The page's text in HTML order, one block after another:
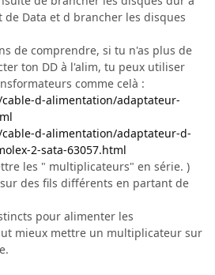
Data et d brancher les disques
de comprendre, si tu n'as plus de
ton DD à l'alim, tu peux utiliser
comme celà :
d-alimentation/adaptateur-
d-alimentation/adaptateur-d-
2-sata-63057.html
les " multiplicateurs" en série. )
des fils différents en partant de
pour alimenter les
mieux mettre un multiplicateur sur